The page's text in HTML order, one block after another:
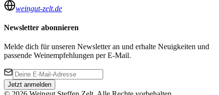
weingut-zelt.de
Newsletter abonnieren
Melde dich für unseren Newsletter an und erhalte Neuigkeiten und
passende Weinempfehlungen per E-Mail.
Jetzt anmelden